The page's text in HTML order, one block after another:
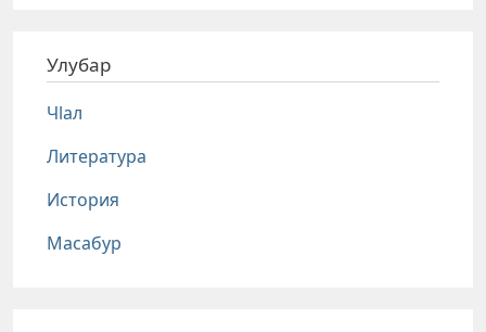
Улубар
Чlал
Литература
История
Масабур